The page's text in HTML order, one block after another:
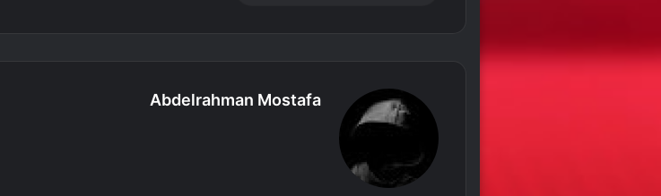
Abdelrahman Mostafa